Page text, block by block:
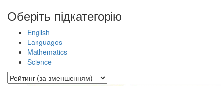
Оберіть підкатегорію
English
Languages
Mathematics
Science